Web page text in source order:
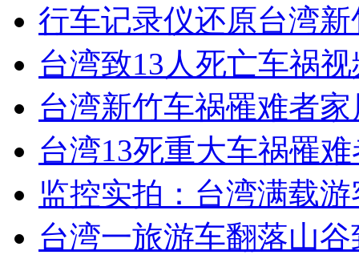
女孩北京地铁殴打老人 痛下狠手拳打脚踢
无痛分娩是否安全 医生回应
外交部：反对强权政治霸凌主义
外交部：有关国家言论片面不公正
行车记录仪还原台湾
台湾致13人死亡车祸
台湾新竹车祸罹难者
台湾13死重大车祸罹
监控实拍：台湾满载
台湾一旅游车翻落山